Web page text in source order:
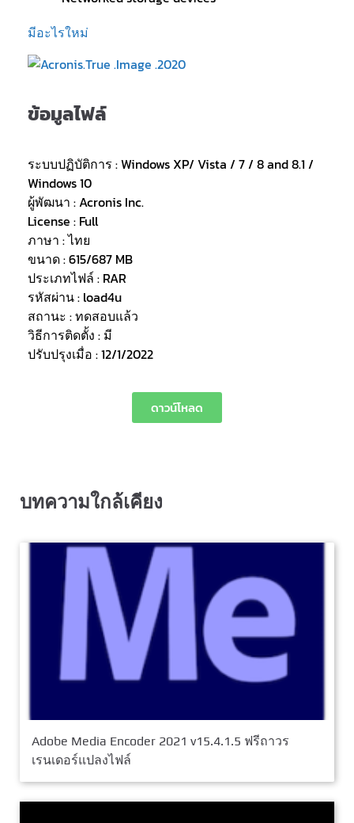
มีอะไรใหม่
ข้อมูลไฟล์
ระบบปฏิบัติการ : Windows XP/ Vista / 7 / 8 and 8.1 /
Windows 10
ผู้พัฒนา : Acronis Inc.
License : Full
ภาษา : ไทย
ขนาด : 615/687 MB
ประเภทไฟล์ : RAR
รหัสผ่าน : load4u
สถานะ : ทดสอบแล้ว
วิธีการติดตั้ง : มี
ปรับปรุงเมื่อ : 12/1/2022
ดาวน์โหลด
บทความใกล้เคียง
Adobe Media Encoder 2021 v15.4.1.5 ฟรีถาวร
เรนเดอร์แปลงไฟล์